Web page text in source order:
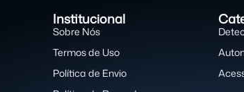
Institucional
Sobre Nós
Termos de Uso
Política de Envio